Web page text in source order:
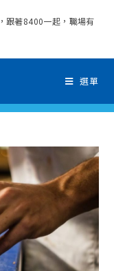
，跟著8400一起，職場有
選單